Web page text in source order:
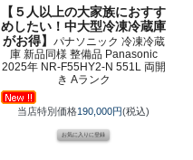
【５人以上の大家族におすす
めしたい！中大型冷凍冷蔵庫
がお得】 パナソニック 冷凍冷蔵
庫 新品同様 整備品 Panasonic
2025年 NR-F55HY2-N 551L 両開
き Aランク
当店特別価格190,000円(税込)